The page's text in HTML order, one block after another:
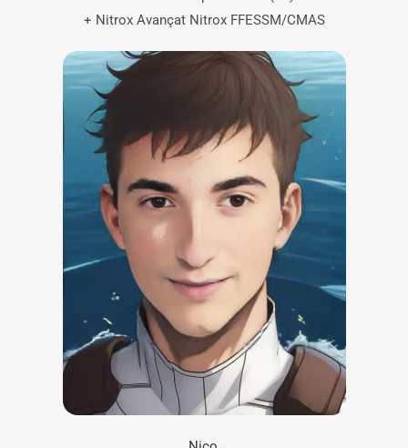
+ Nitrox Avançat Nitrox FFESSM/CMAS